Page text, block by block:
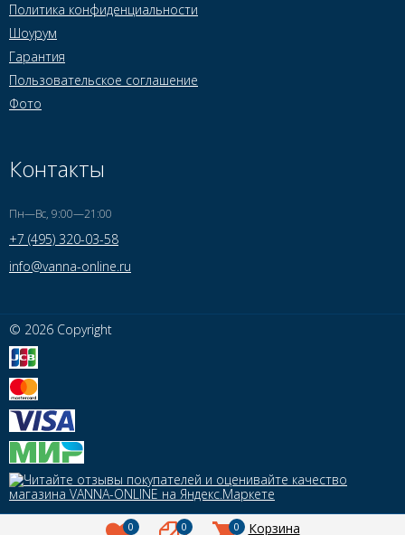
Политика конфиденциальности
Шоурум
Гарантия
Пользовательское соглашение
Фото
Контакты
Пн—Вс, 9:00—21:00
+7 (495) 320-03-58
info@vanna-online.ru
© 2026 Copyright
0 0 0 Корзина